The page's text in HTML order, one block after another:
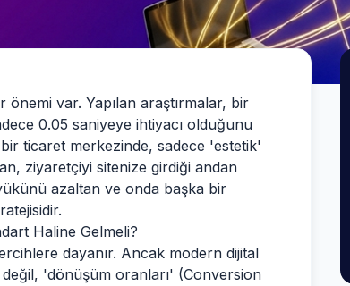
var. Yapılan araştırmalar, bir
0.05 saniyeye ihtiyacı olduğunu
ticaret merkezinde, sadece 'estetik'
ziyaretçiyi sitenize girdiği andan
azaltan ve onda başka bir
Haline Gelmeli?
dayanır. Ancak modern dijital
değil, 'dönüşüm oranları' (Conversion